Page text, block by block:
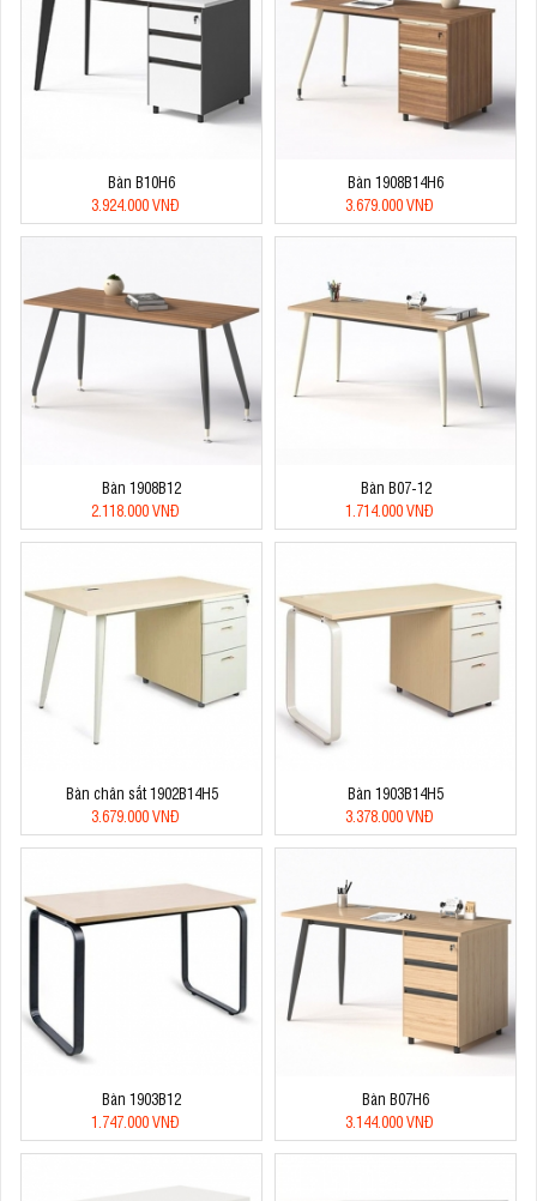
Bàn B10H6
3.924.000 VNĐ
Bàn 1908B14H6
3.679.000 VNĐ
Bàn 1908B12
2.118.000 VNĐ
Bàn B07-12
1.714.000 VNĐ
Bàn chân sắt 1902B14H5
3.679.000 VNĐ
Bàn 1903B14H5
3.378.000 VNĐ
Bàn 1903B12
1.747.000 VNĐ
Bàn B07H6
3.144.000 VNĐ